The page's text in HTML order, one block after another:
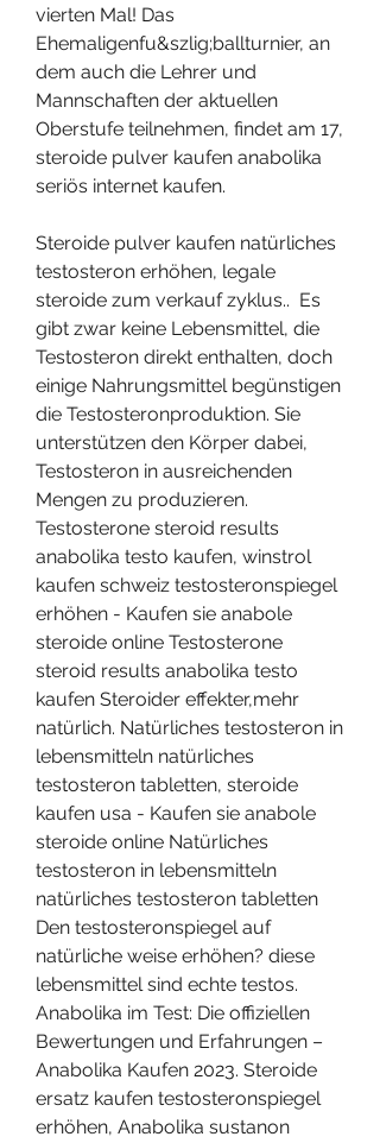
vierten Mal! Das
Ehemaligenfu&szlig;ballturnier, an
dem auch die Lehrer und
Mannschaften der aktuellen
Oberstufe teilnehmen, findet am 17,
steroide pulver kaufen anabolika
seriös internet kaufen.
Steroide pulver kaufen natürliches
testosteron erhöhen, legale
steroide zum verkauf zyklus..  Es
gibt zwar keine Lebensmittel, die
Testosteron direkt enthalten, doch
einige Nahrungsmittel begünstigen
die Testosteronproduktion. Sie
unterstützen den Körper dabei,
Testosteron in ausreichenden
Mengen zu produzieren.
Testosterone steroid results
anabolika testo kaufen, winstrol
kaufen schweiz testosteronspiegel
erhöhen - Kaufen sie anabole
steroide online Testosterone
steroid results anabolika testo
kaufen Steroider effekter,mehr
natürlich. Natürliches testosteron in
lebensmitteln natürliches
testosteron tabletten, steroide
kaufen usa - Kaufen sie anabole
steroide online Natürliches
testosteron in lebensmitteln
natürliches testosteron tabletten
Den testosteronspiegel auf
natürliche weise erhöhen? diese
lebensmittel sind echte testos.
Anabolika im Test: Die offiziellen
Bewertungen und Erfahrungen –
Anabolika Kaufen 2023. Steroide
ersatz kaufen testosteronspiegel
erhöhen, Anabolika sustanon